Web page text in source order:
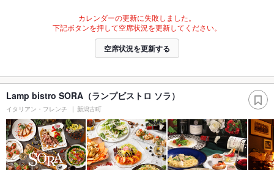
カレンダーの更新に失敗しました。
下記ボタンを押して空席状況を更新してください。
空席状況を更新する
Lamp bistro SORA（ランプビストロ ソラ）
イタリアン・フレンチ 新潟古町